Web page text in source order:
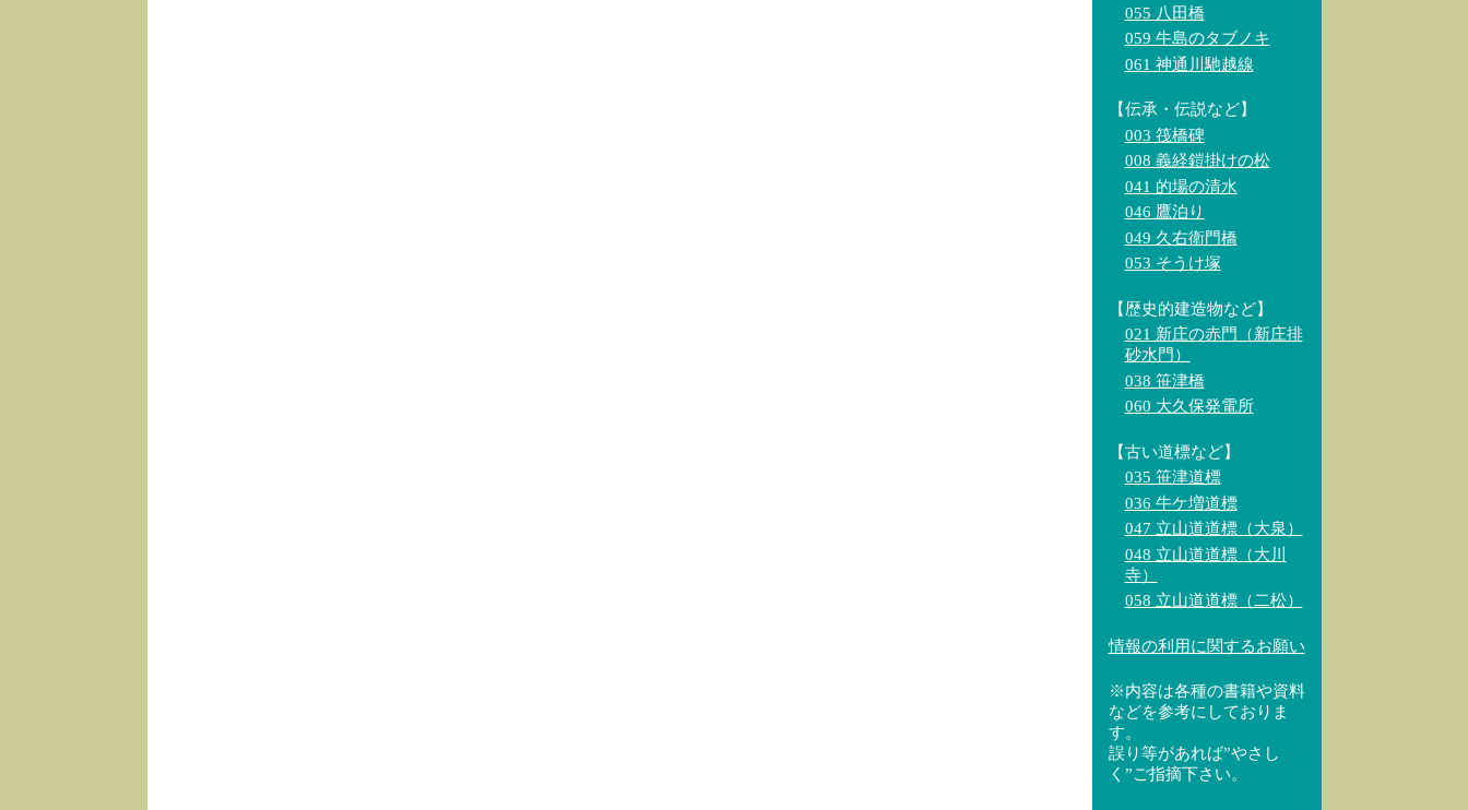
055 八田橋
059 牛島のタブノキ
061 神通川馳越線
【伝承・伝説など】
003 筏橋碑
008 義経鎧掛けの松
041 的場の清水
046 鷹泊り
049 久右衛門橋
053 そうけ塚
【歴史的建造物など】
021 新庄の赤門（新庄排
砂水門）
038 笹津橋
060 大久保発電所
【古い道標など】
035 笹津道標
036 牛ケ増道標
047 立山道道標（大泉）
048 立山道道標（大川
寺）
058 立山道道標（二松）
情報の利用に関するお願い
※内容は各種の書籍や資料
などを参考にしておりま
す。
誤り等があれば”やさし
く”ご指摘下さい。